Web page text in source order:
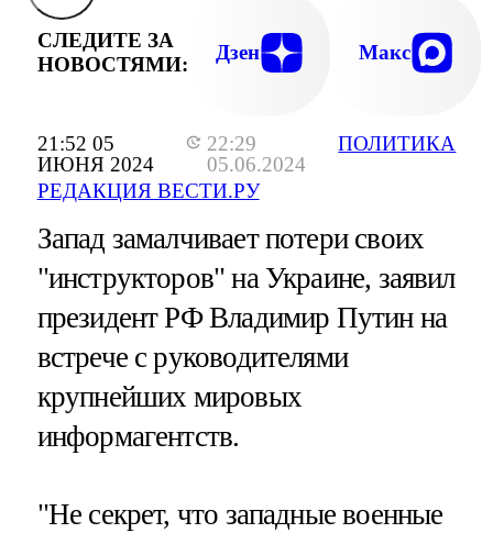
21:52 05
ИЮНЯ 2024
22:29
05.06.2024
РЕДАКЦИЯ ВЕСТИ.РУ
ПОЛИТИКА
СЛЕДИТЕ ЗА
НОВОСТЯМИ:
Дзен Макс
Запад замалчивает потери своих
"инструкторов" на Украине, заявил
президент РФ Владимир Путин на
встрече с руководителями
крупнейших мировых
информагентств.
"Не секрет, что западные военные